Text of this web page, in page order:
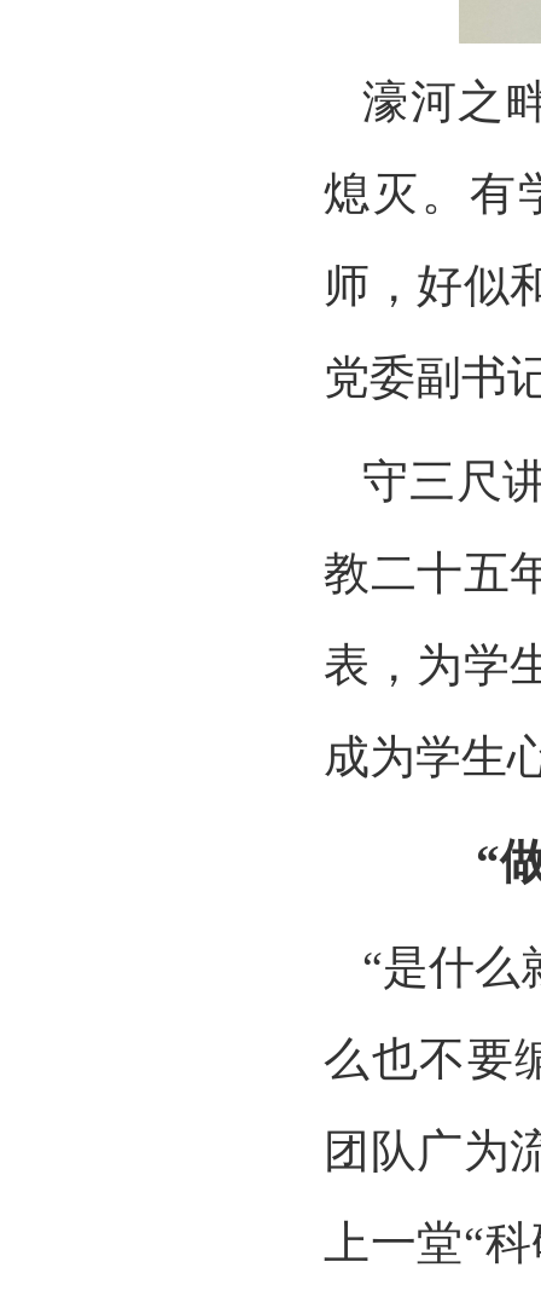
濠河之
熄灭。有
师，好似
党委副书
守三尺
教二十五
表，为学
成为学生
“
“是什么
么也不要
团队广为
上一堂“